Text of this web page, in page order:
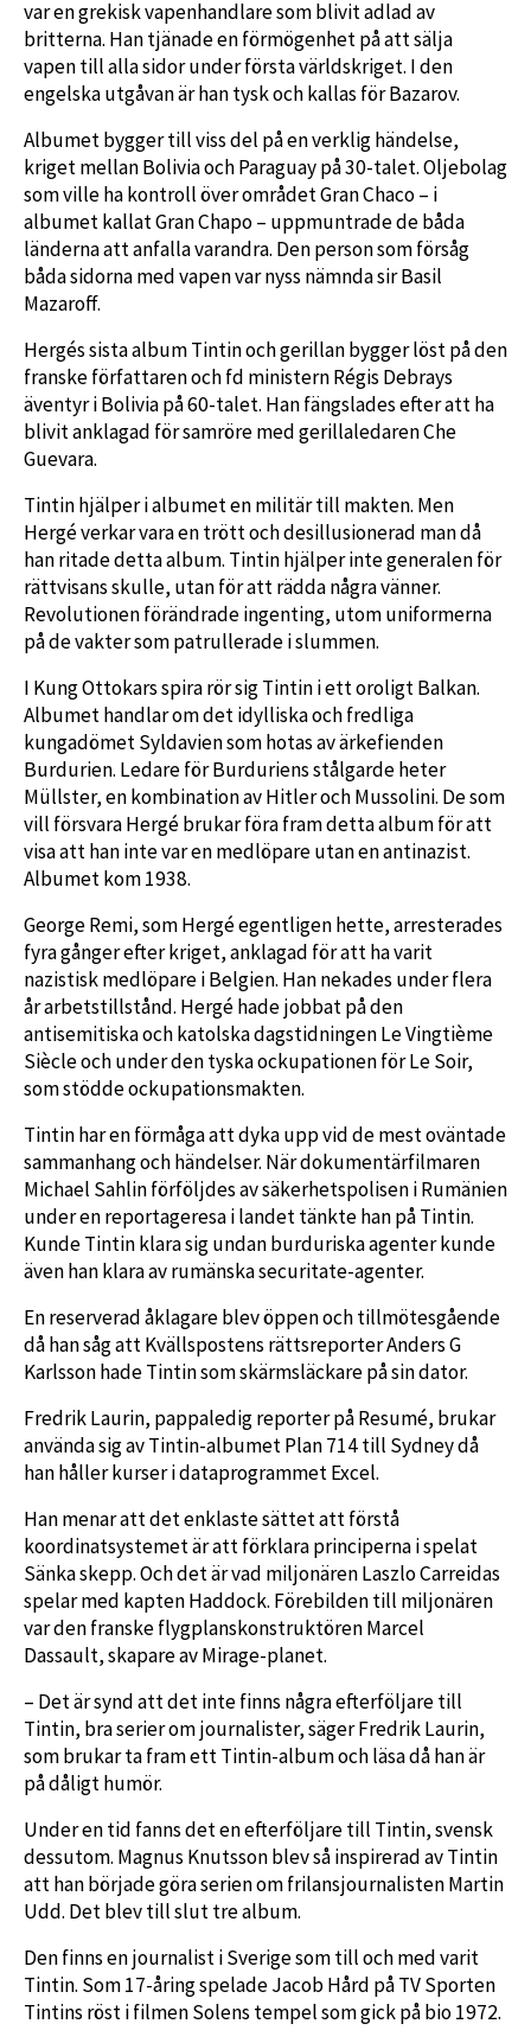
var en grekisk vapenhandlare som blivit adlad av
britterna. Han tjänade en förmögenhet på att sälja
vapen till alla sidor under första världskriget. I den
engelska utgåvan är han tysk och kallas för Bazarov.
Albumet bygger till viss del på en verklig händelse,
kriget mellan Bolivia och Paraguay på 30-talet. Oljebolag
som ville ha kontroll över området Gran Chaco – i
albumet kallat Gran Chapo – uppmuntrade de båda
länderna att anfalla varandra. Den person som försåg
båda sidorna med vapen var nyss nämnda sir Basil
Mazaroff.
Hergés sista album Tintin och gerillan bygger löst på den
franske författaren och fd ministern Régis Debrays
äventyr i Bolivia på 60-talet. Han fängslades efter att ha
blivit anklagad för samröre med gerillaledaren Che
Guevara.
Tintin hjälper i albumet en militär till makten. Men
Hergé verkar vara en trött och desillusionerad man då
han ritade detta album. Tintin hjälper inte generalen för
rättvisans skulle, utan för att rädda några vänner.
Revolutionen förändrade ingenting, utom uniformerna
på de vakter som patrullerade i slummen.
I Kung Ottokars spira rör sig Tintin i ett oroligt Balkan.
Albumet handlar om det idylliska och fredliga
kungadömet Syldavien som hotas av ärkefienden
Burdurien. Ledare för Burduriens stålgarde heter
Müllster, en kombination av Hitler och Mussolini. De som
vill försvara Hergé brukar föra fram detta album för att
visa att han inte var en medlöpare utan en antinazist.
Albumet kom 1938.
George Remi, som Hergé egentligen hette, arresterades
fyra gånger efter kriget, anklagad för att ha varit
nazistisk medlöpare i Belgien. Han nekades under flera
år arbetstillstånd. Hergé hade jobbat på den
antisemitiska och katolska dagstidningen Le Vingtième
Siècle och under den tyska ockupationen för Le Soir,
som stödde ockupationsmakten.
Tintin har en förmåga att dyka upp vid de mest oväntade
sammanhang och händelser. När dokumentärfilmaren
Michael Sahlin förföljdes av säkerhetspolisen i Rumänien
under en reportageresa i landet tänkte han på Tintin.
Kunde Tintin klara sig undan burduriska agenter kunde
även han klara av rumänska securitate-agenter.
En reserverad åklagare blev öppen och tillmötesgående
då han såg att Kvällspostens rättsreporter Anders G
Karlsson hade Tintin som skärmsläckare på sin dator.
Fredrik Laurin, pappaledig reporter på Resumé, brukar
använda sig av Tintin-albumet Plan 714 till Sydney då
han håller kurser i dataprogrammet Excel.
Han menar att det enklaste sättet att förstå
koordinatsystemet är att förklara principerna i spelat
Sänka skepp. Och det är vad miljonären Laszlo Carreidas
spelar med kapten Haddock. Förebilden till miljonären
var den franske flygplanskonstruktören Marcel
Dassault, skapare av Mirage-planet.
– Det är synd att det inte finns några efterföljare till
Tintin, bra serier om journalister, säger Fredrik Laurin,
som brukar ta fram ett Tintin-album och läsa då han är
på dåligt humör.
Under en tid fanns det en efterföljare till Tintin, svensk
dessutom. Magnus Knutsson blev så inspirerad av Tintin
att han började göra serien om frilansjournalisten Martin
Udd. Det blev till slut tre album.
Den finns en journalist i Sverige som till och med varit
Tintin. Som 17-åring spelade Jacob Hård på TV Sporten
Tintins röst i filmen Solens tempel som gick på bio 1972.